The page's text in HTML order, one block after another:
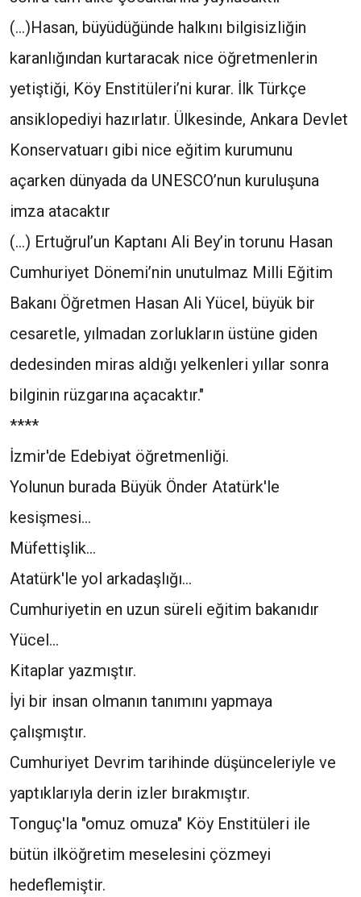
(...)Hasan, büyüdüğünde halkını bilgisizliğin
karanlığından kurtaracak nice öğretmenlerin
yetiştiği, Köy Enstitüleri’ni kurar. İlk Türkçe
ansiklopediyi hazırlatır. Ülkesinde, Ankara Devlet
Konservatuarı gibi nice eğitim kurumunu
açarken dünyada da UNESCO’nun kuruluşuna
imza atacaktır
(...) Ertuğrul’un Kaptanı Ali Bey’in torunu Hasan
Cumhuriyet Dönemi’nin unutulmaz Milli Eğitim
Bakanı Öğretmen Hasan Ali Yücel, büyük bir
cesaretle, yılmadan zorlukların üstüne giden
dedesinden miras aldığı yelkenleri yıllar sonra
bilginin rüzgarına açacaktır."
****
İzmir'de Edebiyat öğretmenliği.
Yolunun burada Büyük Önder Atatürk'le
kesişmesi...
Müfettişlik...
Atatürk'le yol arkadaşlığı...
Cumhuriyetin en uzun süreli eğitim bakanıdır
Yücel...
Kitaplar yazmıştır.
İyi bir insan olmanın tanımını yapmaya
çalışmıştır.
Cumhuriyet Devrim tarihinde düşünceleriyle ve
yaptıklarıyla derin izler bırakmıştır.
Tonguç'la "omuz omuza" Köy Enstitüleri ile
bütün ilköğretim meselesini çözmeyi
hedeflemiştir.